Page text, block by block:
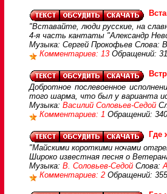
"Вставайте, люди русские, на
4-я часть кантаты "Александр
Музыка: Сергей Прокофьев Слова:
Комментариев: 13 Обращений:
Добротное послевоенное
того шарма, что был у варианта
Музыка: Василий Соловьев-Седой
Комментариев: 1 Обращений:
Где
"Майскими короткими ночами
Широко известная песня о
Музыка: В. Соловьев-Седой Слова:
Комментариев: 2 Обращений: